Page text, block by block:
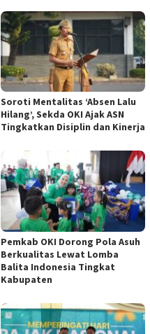
Soroti Mentalitas ‘Absen Lalu
Hilang’, Sekda OKI Ajak ASN
Tingkatkan Disiplin dan Kinerja
Pemkab OKI Dorong Pola Asuh
Berkualitas Lewat Lomba
Balita Indonesia Tingkat
Kabupaten